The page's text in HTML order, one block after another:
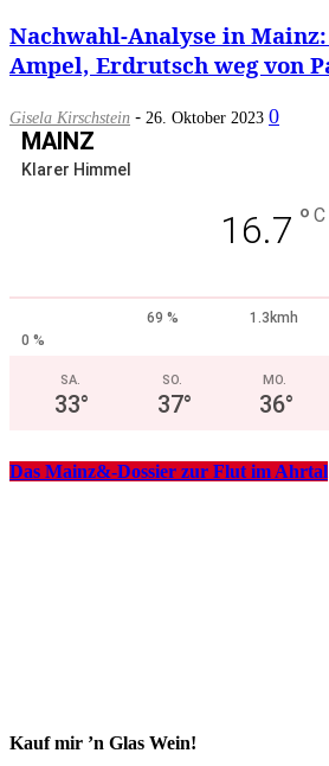
Nachwahl-Analyse in
Ampel, Erdrutsch weg von
Gisela Kirschstein - 26. Oktober 2023 0
MAINZ
Klarer Himmel
16.7 ° C
69 %
1.3kmh
0 %
SA.
33°
SO.
37°
MO.
36°
Das Mainz&-Dossier zur Flut im Ahrtal
Kauf mir ’n Glas Wein!